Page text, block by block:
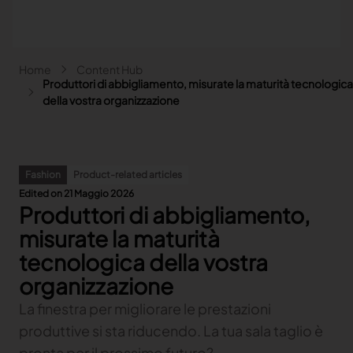
Fashion
Lectra & Fashion
Le nostre soluzioni
Indietro
Our Fashion Solutions
Content hub
Indietro
Explore our content
Automotive
Lectra & Automotive
Le nostre soluzioni
Indietro
Our Automotive Solutions
Content hub
Arredamento
Lectra & Arredamento
Le nostre soluzioni
Content hub
Altri settori
Lectra & Altri settori
Le nostre soluzioni
Contatto
Main navigation - Search Cerca
Search
Briciole di pane
Home
Content Hub
Produttori di abbigliamento, misurate la maturità tecnologica
della vostra organizzazione
Fashion
Product-related articles
Edited on 21 Maggio 2026
Produttori di abbigliamento,
misurate la maturità
tecnologica della vostra
organizzazione
La finestra per migliorare le prestazioni
produttive si sta riducendo. La tua sala taglio è